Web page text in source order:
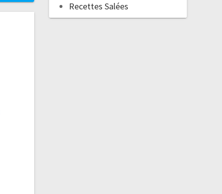
Recettes Salées